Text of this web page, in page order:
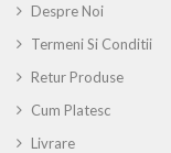
Despre Noi
Termeni Si Conditii
Retur Produse
Cum Platesc
Livrare